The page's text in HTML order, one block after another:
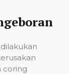
coring